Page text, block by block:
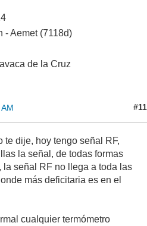
- Aemet (7118d)
de la Cruz
#11
te dije, hoy tengo señal RF,
la señal, de todas formas
la señal RF no llega a toda las
más deficitaria es en el
cualquier termómetro